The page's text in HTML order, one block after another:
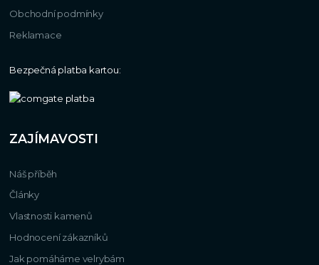
Obchodní podmínky
Reklamace
Bezpečná platba kartou:
ZAJÍMAVOSTI
Náš příběh
Články
Vlastnosti kamenů
Hodnocení zákazníků
Jak pomáháme velrybám